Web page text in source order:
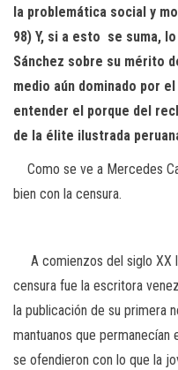
la problemática social y
98) Y, si a esto se suma,
Sánchez sobre su mérito
medio aún dominado por
entender el porque del
de la élite ilustrada
Como se ve a Mercedes
bien con la censura.
A comienzos del siglo XX
censura fue la escritora
la publicación de su primera
mantuanos que permanecían
se ofendieron con lo que la